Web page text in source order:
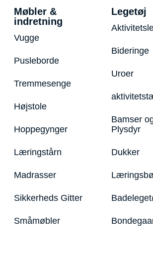
Møbler &
indretning
Vugge
Pusleborde
Tremmesenge
Højstole
Hoppegynger
Læringstårn
Madrasser
Sikkerheds Gitter
Småmøbler
Legetøj
Bideringe
Uroer
Bamser
Plysdyr
Dukker